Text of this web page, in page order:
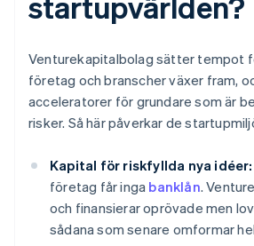
Venturekapitalbolag sätter tempot
företag och branscher växer fram,
acceleratorer för grundare som är
risker. Så här påverkar de
Kapital för riskfyllda nya idéer:
företag får inga banklån.
och finansierar oprövade men
sådana som senare omformar